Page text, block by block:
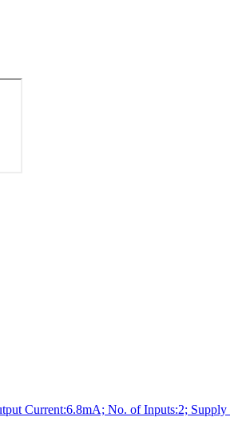
Current:6.8mA; No. of Inputs:2; Supply